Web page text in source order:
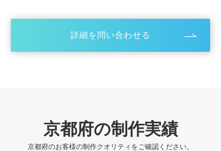
詳細を問い合わせる
京都府の制作実績
京都府のお客様の制作クオリティをご確認ください。